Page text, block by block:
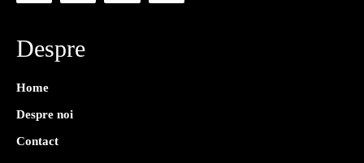
Despre
Home
Despre noi
Contact